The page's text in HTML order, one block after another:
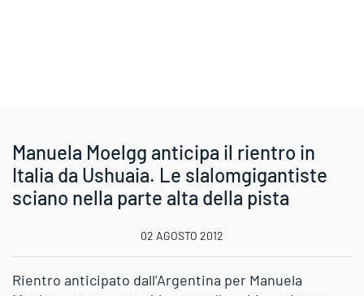
Manuela Moelgg anticipa il rientro in
Italia da Ushuaia. Le slalomgigantiste
sciano nella parte alta della pista
02 AGOSTO 2012
Rientro anticipato dall’Argentina per Manuela